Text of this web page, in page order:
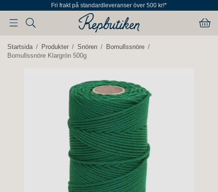
Fri frakt på standardleveranser över 500 kr!*
Startsida / Produkter / Snören / Bomullssnöre /
Bomullssnöre Klargrön 500g